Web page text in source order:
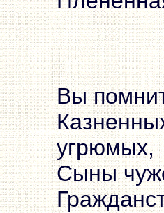
Вы
угрюмых,
Сыны